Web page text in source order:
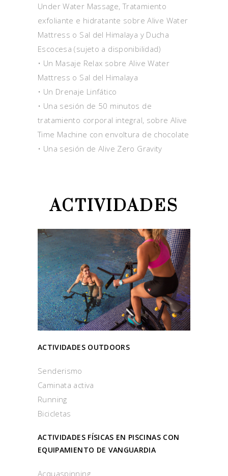
Under Water Massage, Tratamiento
exfoliante e hidratante sobre Alive Water
Mattress o Sal del Himalaya y Ducha
Escocesa (sujeto a disponibilidad)
• Un Masaje Relax sobre Alive Water
Mattress o Sal del Himalaya
• Un Drenaje Linfático
• Una sesión de 50 minutos de
tratamiento corporal integral, sobre Alive
Time Machine con envoltura de chocolate
• Una sesión de Alive Zero Gravity
ACTIVIDADES
ACTIVIDADES OUTDOORS
Senderismo
Caminata activa
Running
Bicicletas
ACTIVIDADES FÍSICAS EN PISCINAS CON
EQUIPAMIENTO DE VANGUARDIA
Acquaspinning